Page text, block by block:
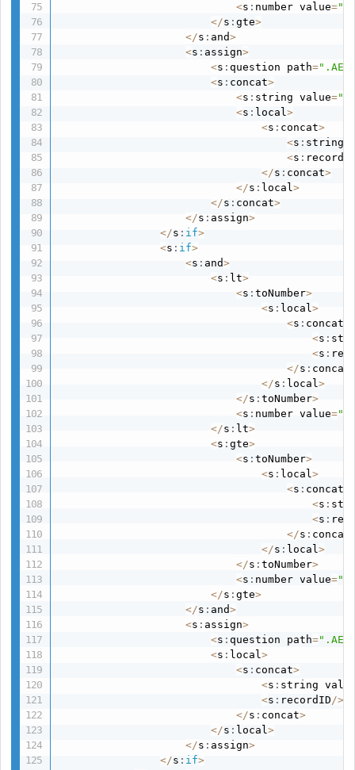
<s : number value=
</s :gte>
</s : and>
<s : assign>
<s :question path=
<s : concat>
<s : string value=
<s : local>
<s : concat>
<s : string
<s :
</s : concat>
</s : local>
</s : concat>
</s : assign>
</s : if>
<s : if>
<s :and>
<s : lt>
<s :toNumber>
<s : local>
<s : concat
<s :
<s :
</s : concat
</s : local>
</s :toNumber>
<s : number value=
</s : lt>
<s :gte>
<s :toNumber>
<s : local>
<s : concat
<s :
<s :
</s : concat
</s : local>
</s :toNumber>
<s : number value=
</s :gte>
</s : and>
<s : assign>
<s :question path=
<s : local>
<s : concat>
<s : string
<s : recordID/>
</s : concat>
</s : local>
</s : assign>
</s : if>